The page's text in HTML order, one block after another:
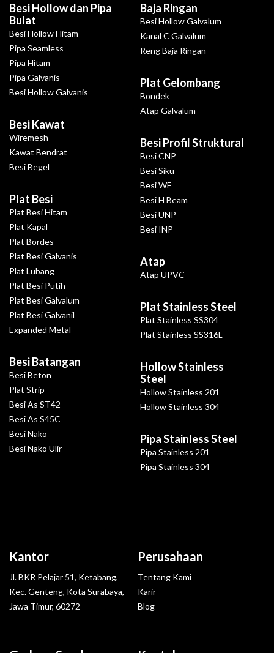
Besi Hollow dan Pipa
Bulat
Besi Hollow Hitam
Pipa Seamless
Pipa Hitam
Pipa Galvanis
Besi Hollow Galvanis
Besi Kawat
Wiremesh
Kawat Bendrat
Besi Begel
Plat Besi
Plat Besi Hitam
Plat Kapal
Plat Bordes
Plat Besi Galvanis
Plat Lubang
Plat Besi Putih
Plat Besi Galvalum
Plat Besi Galvanil
Expanded Metal
Besi Batangan
Besi Beton
Plat Strip
Besi As ST42
Besi As S45C
Besi Nako
Besi Nako Ulir
Baja Ringan
Besi Hollow Galvalum
Kanal C Galvalum
Reng Baja Ringan
Plat Gelombang
Bondek
Atap Galvalum
Besi Profil Struktural
Besi CNP
Besi Siku
Besi WF
Besi H Beam
Besi UNP
Besi INP
Atap
Atap UPVC
Plat Stainless Steel
Plat Stainless SS304
Plat Stainless SS316L
Hollow Stainless
Steel
Hollow Stainless 201
Hollow Stainless 304
Pipa Stainless Steel
Pipa Stainless 201
Pipa Stainless 304
Kantor
Jl. BKR Pelajar 51, Ketabang,
Kec. Genteng, Kota Surabaya,
Jawa Timur, 60272
Perusahaan
Tentang Kami
Karir
Blog